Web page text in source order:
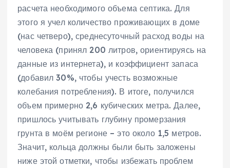
расчета необходимого объема септика. Для
этого я учел количество проживающих в доме
(нас четверо)‚ среднесуточный расход воды на
человека (принял 200 литров‚ ориентируясь на
данные из интернета)‚ и коэффициент запаса
(добавил 30%‚ чтобы учесть возможные
колебания потребления). В итоге‚ получился
объем примерно 2‚6 кубических метра. Далее‚
пришлось учитывать глубину промерзания
грунта в моём регионе – это около 1‚5 метров.
Значит‚ кольца должны были быть заложены
ниже этой отметки‚ чтобы избежать проблем